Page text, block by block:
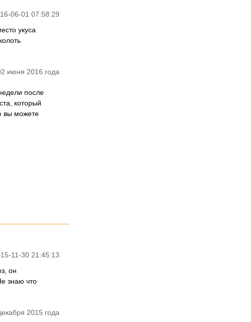
06-01 07:58:29
укуса
июня 2016 года
после
который
вы можете
11-30 21:45:13
он
знаю что
2015 года